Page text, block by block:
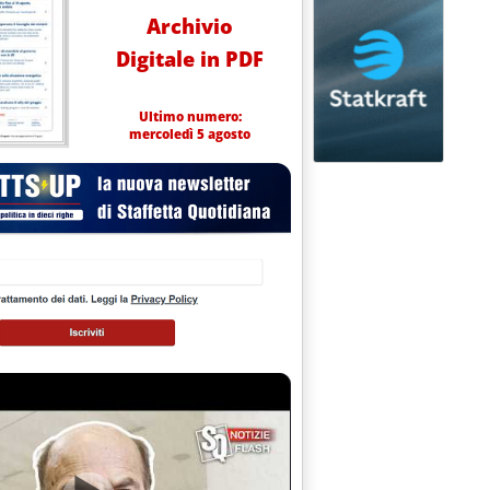
Archivio
Digitale in PDF
Ultimo numero:
mercoledì 5 agosto